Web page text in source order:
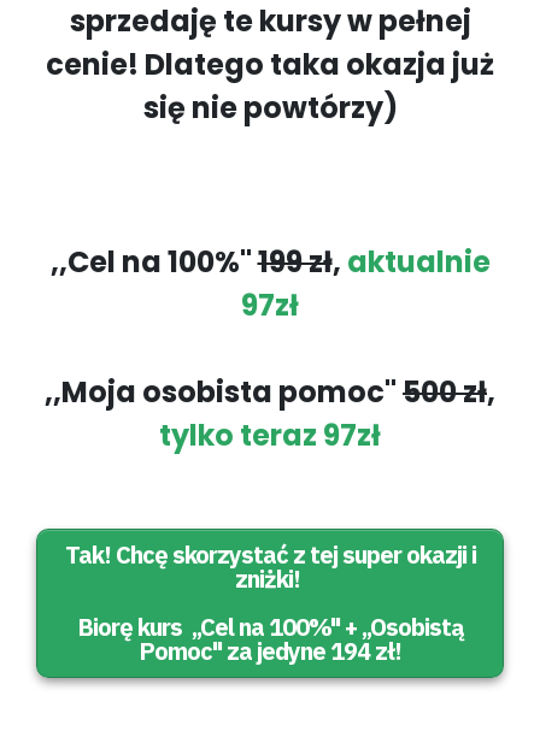
sprzedaję te kursy w pełnej
cenie! Dlatego taka okazja już
się nie powtórzy)
,,Cel na 100%''199 zł, aktualnie
97zł
,,Moja osobista pomoc''500 zł,
tylko teraz 97zł
Tak! Chcę skorzystać z tej super okazji i
zniżki!
Biorę kurs ,,Cel na 100%'' + ,,Osobistą
Pomoc'' za jedyne 194 zł!